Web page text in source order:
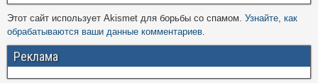
Этот сайт использует Akismet для борьбы со спамом. Узнайте, как
обрабатываются ваши данные комментариев.
Реклама